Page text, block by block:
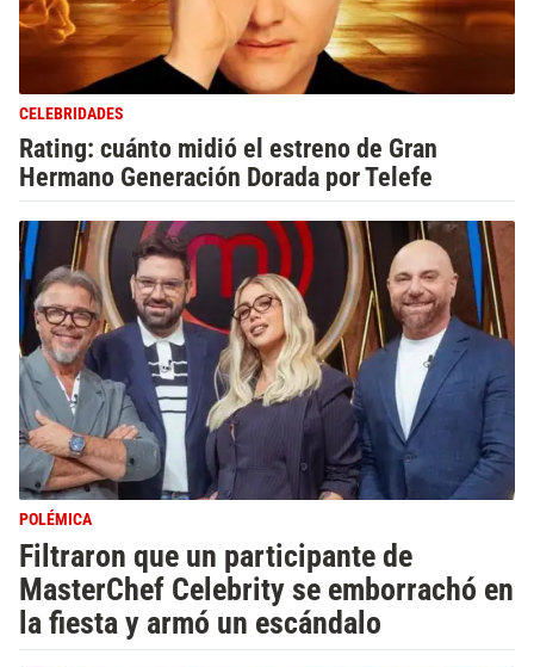
CELEBRIDADES
Rating: cuánto midió el estreno de Gran
Hermano Generación Dorada por Telefe
POLÉMICA
Filtraron que un participante de
MasterChef Celebrity se emborrachó en
la fiesta y armó un escándalo